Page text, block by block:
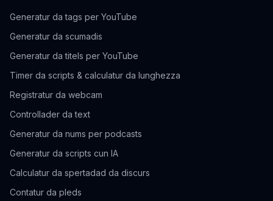
Generatur da tags per YouTube
Generatur da scumadis
Generatur da titels per YouTube
Timer da scripts & calculatur da lunghezza
Registratur da webcam
Controllader da text
Generatur da nums per podcasts
Generatur da scripts cun IA
Calculatur da spertadad da discurs
Contatur da pleds